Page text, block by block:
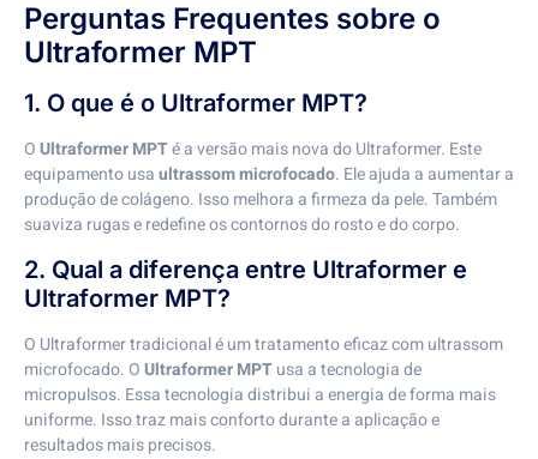
Perguntas Frequentes sobre o
Ultraformer MPT
1. O que é o Ultraformer MPT?
OUltraformer MPTé a versão mais nova do Ultraformer. Este
equipamento usaultrassom microfocado. Ele ajuda a aumentar a
produção de colágeno. Isso melhora a firmeza da pele. Também
suaviza rugas e redefine os contornos do rosto e do corpo.
2. Qual a diferença entre Ultraformer e
Ultraformer MPT?
O Ultraformer tradicional é um tratamento eficaz com ultrassom
microfocado. OUltraformer MPTusa a tecnologia de
micropulsos. Essa tecnologia distribui a energia de forma mais
uniforme. Isso traz mais conforto durante a aplicação e
resultados mais precisos.